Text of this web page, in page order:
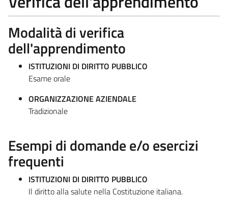
Modalità di verifica
dell'apprendimento
ISTITUZIONI DI DIRITTO PUBBLICO
Esame orale
ORGANIZZAZIONE AZIENDALE
Tradizionale
Esempi di domande e/o esercizi
frequenti
ISTITUZIONI DI DIRITTO PUBBLICO
Il diritto alla salute nella Costituzione italiana.